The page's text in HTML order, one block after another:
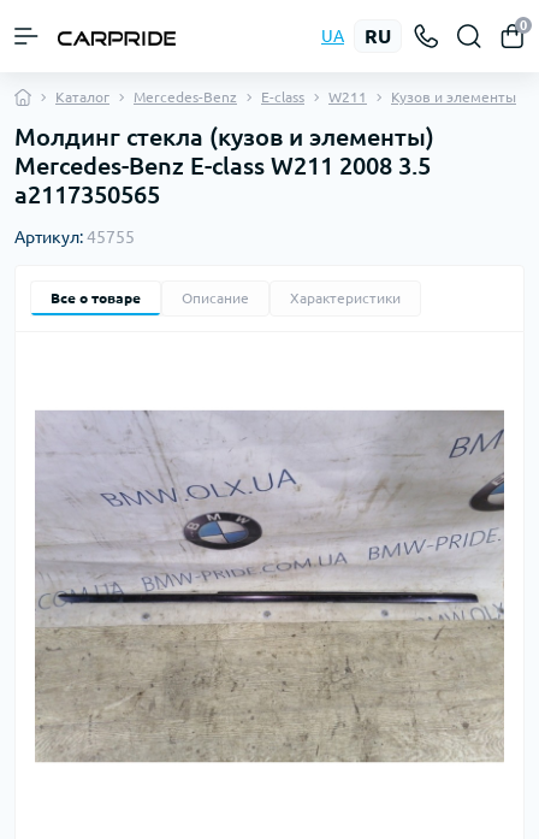
UA RU
0
Каталог Mercedes-Benz E-class W211 Кузов и элементы
Молдинг стекла (кузов и элементы)
Mercedes-Benz E-class W211 2008 3.5
a2117350565
Артикул:45755
Все о товаре Описание Характеристики